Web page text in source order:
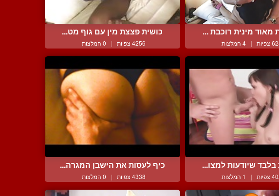
מאוד מינית רוכבת ...
| 4 המלצות
כושית פצצת מין עם גוף מט...
4256 צפיות | 0 המלצות
בלבד שיודעות למצו...
| 1 המלצות
כיף לעסות את הישבן המגרה...
4338 צפיות | 0 המלצות